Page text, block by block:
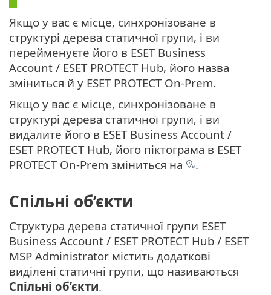
Якщо у вас є місце, синхронізоване в
структурі дерева статичної групи, і ви
перейменуєте його в ESET Business
Account / ESET PROTECT Hub, його назва
зміниться й у ESET PROTECT On-Prem.
Якщо у вас є місце, синхронізоване в
структурі дерева статичної групи, і ви
видалите його в ESET Business Account /
ESET PROTECT Hub, його піктограма в ESET
PROTECT On-Prem зміниться на
.
Спільні об’єкти
Структура дерева статичної групи ESET
Business Account / ESET PROTECT Hub / ESET
MSP Administrator містить додаткові
виділені статичні групи, що називаються
Спільні об’єкти.